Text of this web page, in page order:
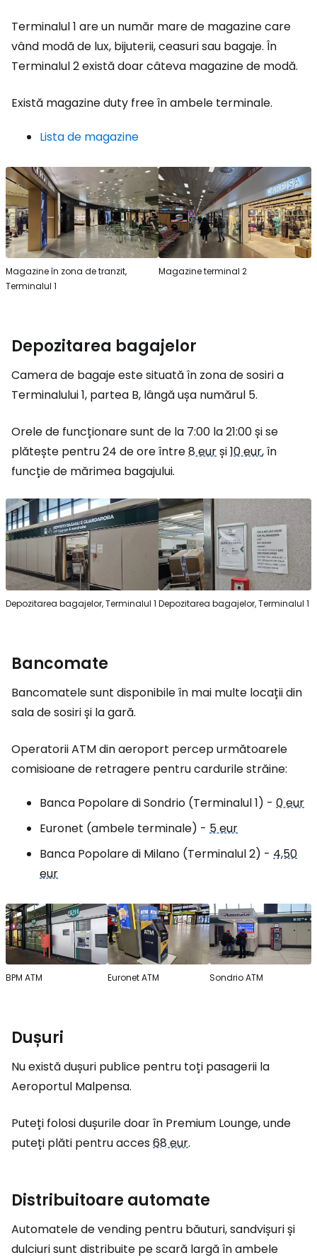
Terminalul 1 are un număr mare de magazine care
vând modă de lux, bijuterii, ceasuri sau bagaje. În
Terminalul 2 există doar câteva magazine de modă.
Există magazineduty freeîn ambele terminale.
Lista de magazine
Magazine în zona de tranzit,
Terminalul 1
Magazine terminal 2
Depozitarea bagajelor
Camera de bagaje este situată în zona de sosiri a
Terminalului 1, partea B, lângă ușa numărul 5.
Orele de funcționare sunt de la 7:00 la 21:00 și se
plătește pentru 24 de ore între8 eurși10 eur, în
funcție de mărimea bagajului.
Depozitarea bagajelor, Terminalul 1 Depozitarea bagajelor, Terminalul 1
Bancomate
Bancomatele sunt disponibile în mai multe locații din
sala de sosiri și la gară.
Operatorii ATM din aeroport percep următoarele
comisioane de retragere pentru cardurile străine:
Banca Popolare di Sondrio (Terminalul 1) - 0 eur
Euronet (ambele terminale) - 5 eur
Banca Popolare di Milano (Terminalul 2) - 4,50
eur
BPM ATM Euronet ATM Sondrio ATM
Dușuri
Nu există dușuri publice pentru toți pasagerii la
Aeroportul Malpensa.
Puteți folosi dușurile doar în Premium Lounge, unde
puteți plăti pentru acces68 eur.
Distribuitoare automate
Automatele de vending pentru băuturi, sandvișuri și
dulciuri sunt distribuite pe scară largă în ambele